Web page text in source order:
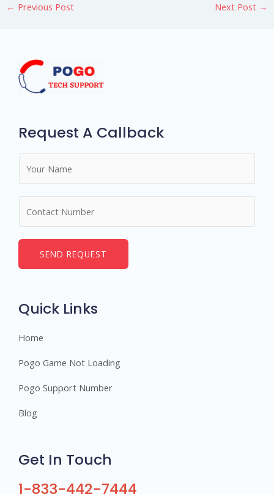
← Previous Post Next Post →
Request A Callback
*
e
SEND REQUEST
Quick Links
Home
Pogo Game Not Loading
Pogo Support Number
Blog
Get In Touch
1-833-442-7444